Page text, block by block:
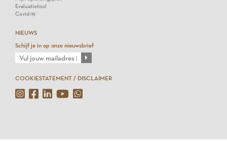
Evaluatietool
Covid-19
NIEUWS
Schijf je in op onze nieuwsbrief
COOKIESTATEMENT / DISCLAIMER